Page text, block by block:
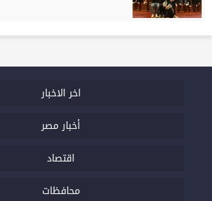
اخر الاخبار
أخبار مصر
اقتصاد
محافظات